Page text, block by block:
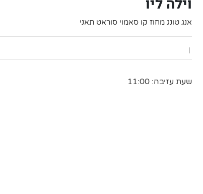
וילה ליו
אנג טונג מחוז קו סאמוי סוראט תאני
|
שעת עזיבה: 11:00